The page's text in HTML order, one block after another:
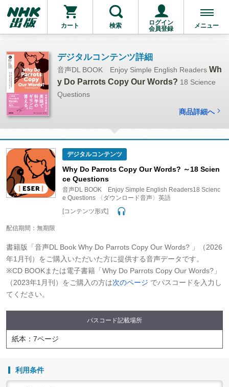
カート 検索
ログイン
会員登録
メニュー
デジタルコンテンツ詳細
音声DL BOOK Enjoy Simple English Readers Wh
y Do Parrots Copy Our Words? 18 Science
Questions
商品詳細へ
デジタルコンテンツ
Why Do Parrots Copy Our Words? ～18 Scien
ce Questions
音声DL BOOK Enjoy Simple English Readers18 Scienc
e Questions 〈ダウンロード音声〉英語
[コンテンツ形式]
配信期間：無期限
書籍版「音声DL Book Why Do Parrots Copy Our Words? 」（2026
年1月刊）をご購入いただいた方に提供する音声データです。
※CD BOOKまたは電子書籍「Why Do Parrots Copy Our Words?」
（2023年1月刊）をご購入の方は次のページ でパスコードを入力し
てください。
パスコード記載場所
紙本：7ページ
利用条件